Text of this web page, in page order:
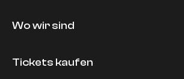
Wo wir sind
Tickets kaufen